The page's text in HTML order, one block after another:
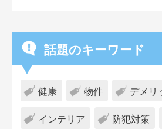
話題のキーワード
健康 物件 デメリ
インテリア 防犯対策